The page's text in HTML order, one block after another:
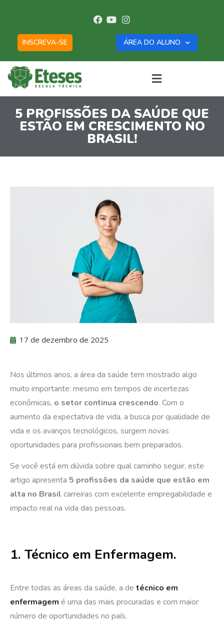
INSCREVA-SE ÁREA DO ALUNO
5 PROFISSÕES DA SAÚDE QUE
ESTÃO EM CRESCIMENTO NO
BRASIL!
17 de dezembro de 2025
Nos últimos anos, a área da saúde tem mostrado algo
muito importante: mesmo em tempos de incertezas
econômicas, o setor continua crescendo. Com o
aumento da expectativa de vida, a busca por qualidade de
vida e os avanços tecnológicos, surgem novas
oportunidades para profissionais bem preparados.
Se você está em dúvida sobre qual caminho seguir, este
artigo apresenta 5 profissões da saúde que estão em
alta no Brasil carreiras com excelente empregabilidade e
impacto real na vida das pessoas.
1. Técnico em Enfermagem.
Entre todas as áreas da saúde, a de técnico em
enfermagem é uma das mais procuradas e com maior
número de oportunidades no país.